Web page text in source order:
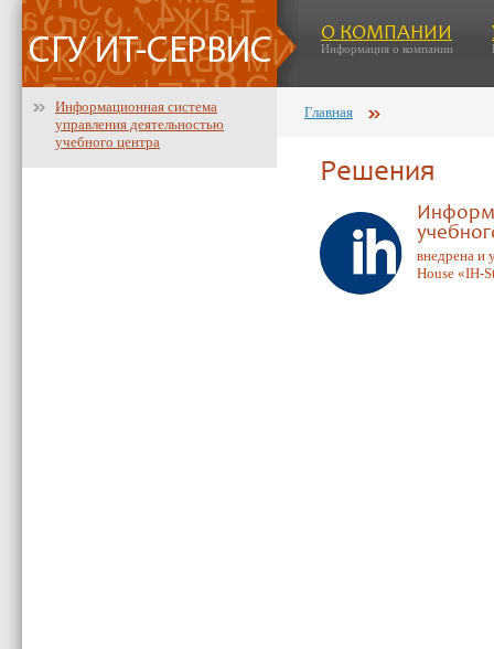
О КОМПАНИИ
Информация о компании
Главная
Решения
внедрена и
House «IH-
Информационная система
управления деятельностью
учебного центра